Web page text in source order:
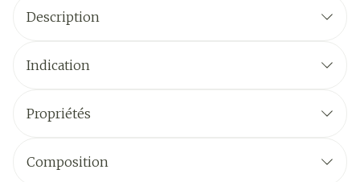
Description
Indication
Propriétés
Composition